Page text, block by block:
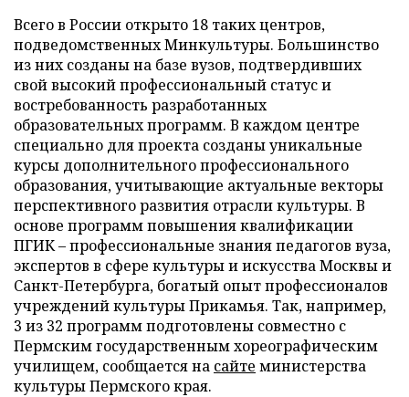
Всего в России открыто 18 таких центров,
подведомственных Минкультуры. Большинство
из них созданы на базе вузов, подтвердивших
свой высокий профессиональный статус и
востребованность разработанных
образовательных программ. В каждом центре
специально для проекта созданы уникальные
курсы дополнительного профессионального
образования, учитывающие актуальные векторы
перспективного развития отрасли культуры. В
основе программ повышения квалификации
ПГИК – профессиональные знания педагогов вуза,
экспертов в сфере культуры и искусства Москвы и
Санкт-Петербурга, богатый опыт профессионалов
учреждений культуры Прикамья. Так, например,
3 из 32 программ подготовлены совместно с
Пермским государственным хореографическим
училищем, сообщается на сайте министерства
культуры Пермского края.